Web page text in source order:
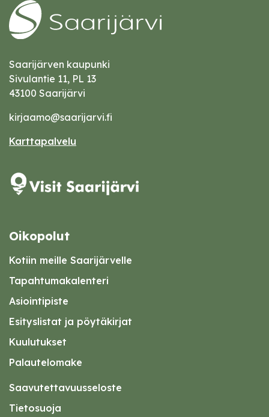
Saarijärven kaupunki
Sivulantie 11, PL 13
43100 Saarijärvi
kirjaamo@saarijarvi.fi
Karttapalvelu
Oikopolut
Kotiin meille Saarijärvelle
Tapahtumakalenteri
Asiointipiste
Esityslistat ja pöytäkirjat
Kuulutukset
Palautelomake
Saavutettavuusseloste
Tietosuoja